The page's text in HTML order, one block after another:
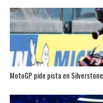
MotoGP pide pista en Silverstone